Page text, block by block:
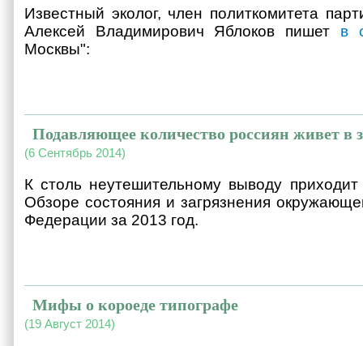
Известный эколог, член политкомитета
Алексей Владимирович Яблоков пишет в
Москвы":
Подавляющее количество россиян живет в
(6 Сентябрь 2014)
К столь неутешительному выводу
Обзоре состояния и загрязнения
Федерации за 2013 год.
Мифы о короеде типографе
(19 Август 2014)